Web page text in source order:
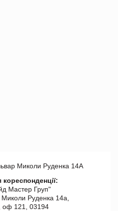
Миколи Руденка 14А
Мастер Груп"
Руденка 14а,
оф 121, 03194